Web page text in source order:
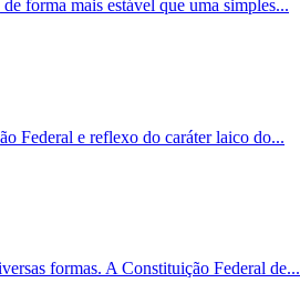
forma mais estável que uma simples...
Federal e reflexo do caráter laico do...
formas. A Constituição Federal de...